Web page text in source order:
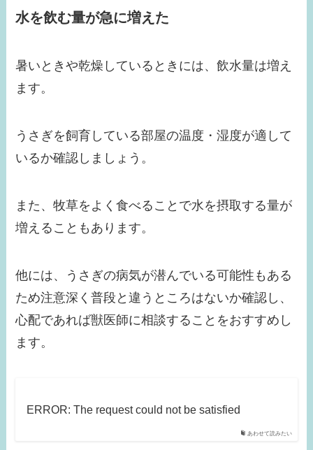
水を飲む量が急に増えた
暑いときや乾燥しているときには、飲水量は増え
ます。
うさぎを飼育している部屋の温度・湿度が適して
いるか確認しましょう。
また、牧草をよく食べることで水を摂取する量が
増えることもあります。
他には、うさぎの病気が潜んでいる可能性もある
ため注意深く普段と違うところはないか確認し、
心配であれば獣医師に相談することをおすすめし
ます。
あわせて読みたい
ERROR: The request could not be satisfied